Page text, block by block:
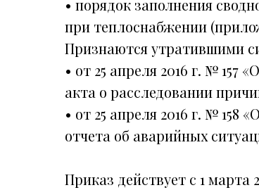
• порядок заполнения
при теплоснабжении
Признаются утратившими
• от 25 апреля 2016 г. №
акта о расследовании
• от 25 апреля 2016 г. №
отчета об аварийных
Приказ действует с 1 марта